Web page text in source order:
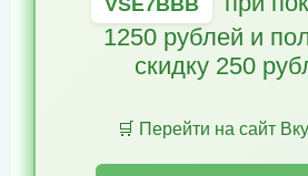
VSE7BBB
1250 рублей и
скидку 250
🛒 Перейти на сайт